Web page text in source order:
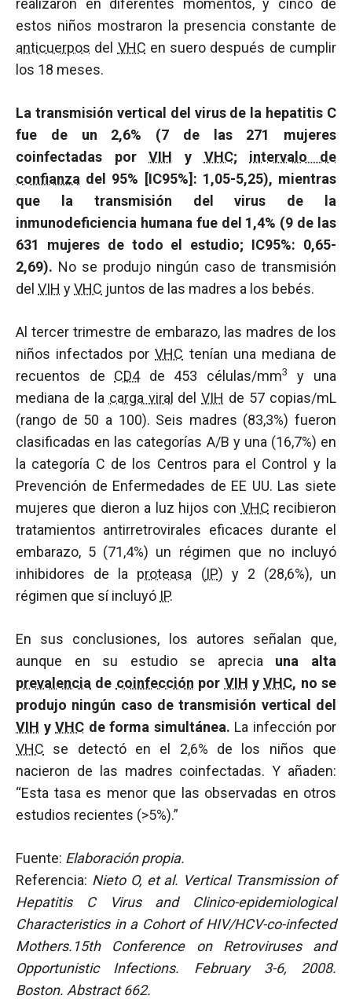
realizaron en diferentes momentos, y cinco de
estos niños mostraron la presencia constante de
anticuerpos del VHC en suero después de cumplir
los 18 meses.
La transmisión vertical del virus de la hepatitis C
fue de un 2,6% (7 de las 271 mujeres
coinfectadas porVIH y VHC; intervalo de
confianza del 95% [IC95%]: 1,05-5,25), mientras
que la transmisión del virus de la
inmunodeficiencia humana fue del 1,4% (9 de las
631 mujeres de todo el estudio; IC95%: 0,65-
2,69). No se produjo ningún caso de transmisión
del VIH yVHC juntos de las madres a los bebés.
Al tercer trimestre de embarazo, las madres de los
niños infectados porVHC tenían una mediana de
recuentos de CD4de 453 células/mm3
y una
mediana de la carga viral delVIH de 57 copias/mL
(rango de 50 a 100). Seis madres (83,3%) fueron
clasificadas en las categorías A/B y una (16,7%) en
la categoría C de los Centros para el Control y la
Prevención de Enfermedades de EE UU. Las siete
mujeres que dieron a luz hijos con VHC recibieron
tratamientos antirretrovirales eficaces durante el
embarazo, 5 (71,4%) un régimen que no incluyó
inhibidores de la proteasa (IP) y 2 (28,6%), un
régimen que sí incluyó IP.
En sus conclusiones, los autores señalan que,
aunque en su estudio se aprecia una alta
prevalencia de coinfección por VIH yVHC, no se
produjo ningún caso de transmisión vertical del
VIH y VHC de forma simultánea. La infección por
VHC se detectó en el 2,6% de los niños que
nacieron de las madres coinfectadas. Y añaden:
“Esta tasa es menor que las observadas en otros
estudios recientes (>5%).”
Fuente: Elaboración propia.
Referencia: Nieto O, et al. Vertical Transmission of
Hepatitis C Virus and Clinico-epidemiological
Characteristics in a Cohort of HIV/HCV-co-infected
Mothers.15th Conference on Retroviruses and
Opportunistic Infections. February 3-6, 2008.
Boston. Abstract 662.